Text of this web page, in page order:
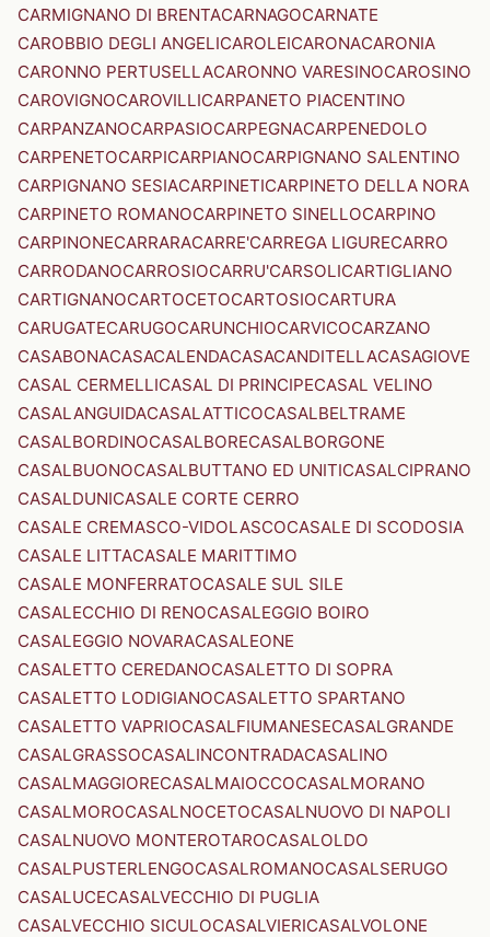
CARMIGNANO DI BRENTACARNAGOCARNATE
CAROBBIO DEGLI ANGELICAROLEICARONACARONIA
CARONNO PERTUSELLACARONNO VARESINOCAROSINO
CAROVIGNOCAROVILLICARPANETO PIACENTINO
CARPANZANOCARPASIOCARPEGNACARPENEDOLO
CARPENETOCARPICARPIANOCARPIGNANO SALENTINO
CARPIGNANO SESIACARPINETICARPINETO DELLA NORA
CARPINETO ROMANOCARPINETO SINELLOCARPINO
CARPINONECARRARACARRE'CARREGA LIGURECARRO
CARRODANOCARROSIOCARRU'CARSOLICARTIGLIANO
CARTIGNANOCARTOCETOCARTOSIOCARTURA
CARUGATECARUGOCARUNCHIOCARVICOCARZANO
CASABONACASACALENDACASACANDITELLACASAGIOVE
CASAL CERMELLICASAL DI PRINCIPECASAL VELINO
CASALANGUIDACASALATTICOCASALBELTRAME
CASALBORDINOCASALBORECASALBORGONE
CASALBUONOCASALBUTTANO ED UNITICASALCIPRANO
CASALDUNICASALE CORTE CERRO
CASALE CREMASCO-VIDOLASCOCASALE DI SCODOSIA
CASALE LITTACASALE MARITTIMO
CASALE MONFERRATOCASALE SUL SILE
CASALECCHIO DI RENOCASALEGGIO BOIRO
CASALEGGIO NOVARACASALEONE
CASALETTO CEREDANOCASALETTO DI SOPRA
CASALETTO LODIGIANOCASALETTO SPARTANO
CASALETTO VAPRIOCASALFIUMANESECASALGRANDE
CASALGRASSOCASALINCONTRADACASALINO
CASALMAGGIORECASALMAIOCCOCASALMORANO
CASALMOROCASALNOCETOCASALNUOVO DI NAPOLI
CASALNUOVO MONTEROTAROCASALOLDO
CASALPUSTERLENGOCASALROMANOCASALSERUGO
CASALUCECASALVECCHIO DI PUGLIA
CASALVECCHIO SICULOCASALVIERICASALVOLONE